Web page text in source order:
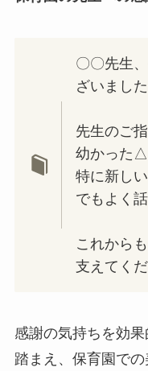
〇〇先生
ざいました
先生のご
幼かった
特に新し
でもよく
これから
支えてくだ
感謝の気持ちを効
踏まえ、保育園で